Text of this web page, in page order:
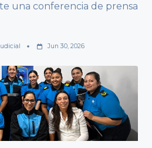
una conferencia de prensa
Jun 30, 2026